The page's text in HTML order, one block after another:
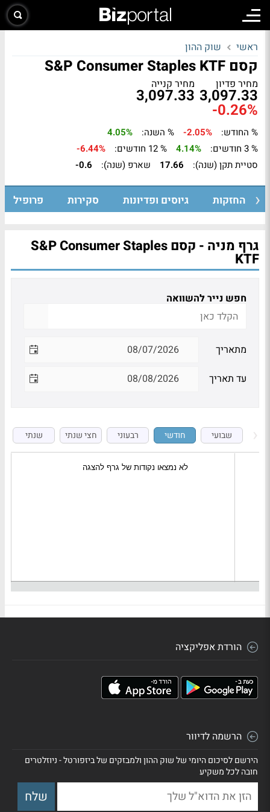
ראשי שוק ההון
קסם S&P Consumer Staples KTF
מחיר פדיון
3,097.33
מחיר קנייה
3,097.33
-0.26%
% החודש: -2.05% % השנה:
4.05%
% 3 חודשים:
4.14% % 12 חודשים:
-6.44%
סטיית תקן (שנה):
17.66 שארפ (שנה): -0.6
החזקות גיוסים ופדיונות סקירות פרופיל
גרף מניה - קסם S&P Consumer Staples
KTF
חפש נייר להשוואה
מתאריך
עד תאריך
שבועי חודשי רבעוני חצי שנתי שנתי
הורדת אפליקציה
הרשמה לדיוור
הירשם לסיכום היומי של שוק ההון ולמבזקים של ביזפורטל - ניוזלטרים
חובה לכל משקיע